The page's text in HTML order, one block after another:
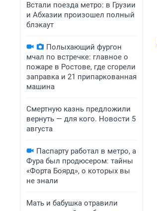
Встали поезда метро: в Грузии
и Абхазии произошел полный
блэкаут
Полыхающий фургон
мчал по встречке: главное о
пожаре в Ростове, где сгорели
заправка и 21 припаркованная
машина
Смертную казнь предложили
вернуть — для кого. Новости 5
августа
Паспарту работал в метро, а
Фура был продюсером: тайны
«Форта Боярд», о которых вы
не знали
Мать и бабушка отравили